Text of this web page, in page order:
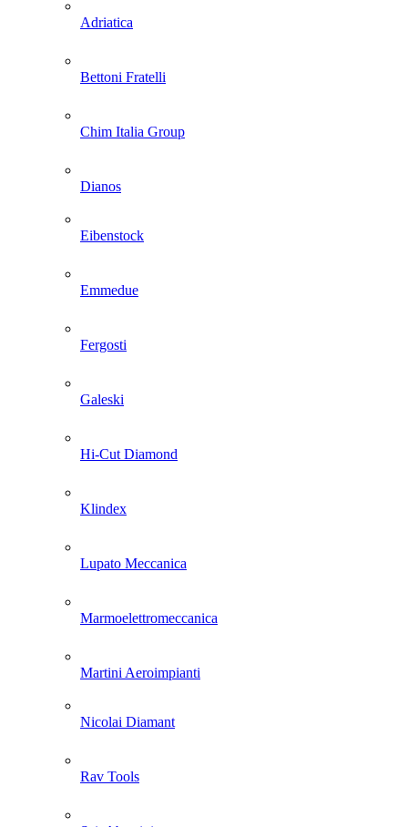
Adriatica
Bettoni Fratelli
Chim Italia Group
Dianos
Eibenstock
Emmedue
Fergosti
Galeski
Hi-Cut Diamond
Klindex
Lupato Meccanica
Marmoelettromeccanica
Martini Aeroimpianti
Nicolai Diamant
Rav Tools